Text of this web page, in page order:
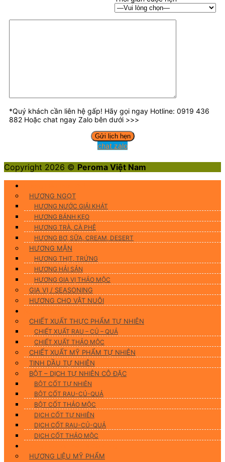
*Quý khách cần liên hệ gấp! Hãy gọi ngay Hotline: 0919 436
882 Hoặc chat ngay Zalo bên dưới >>>
chat zalo
Copyright 2026 © Peroma Việt Nam
HƯƠNG NGỌT
HƯƠNG NƯỚC GIẢI KHÁT
HƯƠNG BÁNH KẸO
HƯƠNG TRÀ, CÀ PHÊ
HƯƠNG BƠ, SỮA, CREAM, DESERT
HƯƠNG MẶN
HƯƠNG THỊT, TRỨNG
HƯƠNG HẢI SẢN
HƯƠNG GIA VỊ THẢO MỘC
GIA VỊ / SEASONING
HƯƠNG CHO VẬT NUÔI
CHIẾT XUẤT THỰC PHẨM TỰ NHIÊN
CHIẾT XUẤT RAU – CỦ – QUẢ
CHIẾT XUẤT THẢO MỘC
CHIẾT XUẤT MỸ PHẨM TỰ NHIÊN
TINH DẦU TỰ NHIÊN
BỘT – DỊCH TỰ NHIÊN CÔ ĐẶC
BỘT CỐT TỰ NHIÊN
BỘT CỐT RAU-CỦ-QUẢ
BỘT CỐT THẢO MỘC
DỊCH CỐT TỰ NHIÊN
DỊCH CỐT RAU-CỦ-QUẢ
DỊCH CỐT THẢO MỘC
HƯƠNG LIỆU MỸ PHẨM